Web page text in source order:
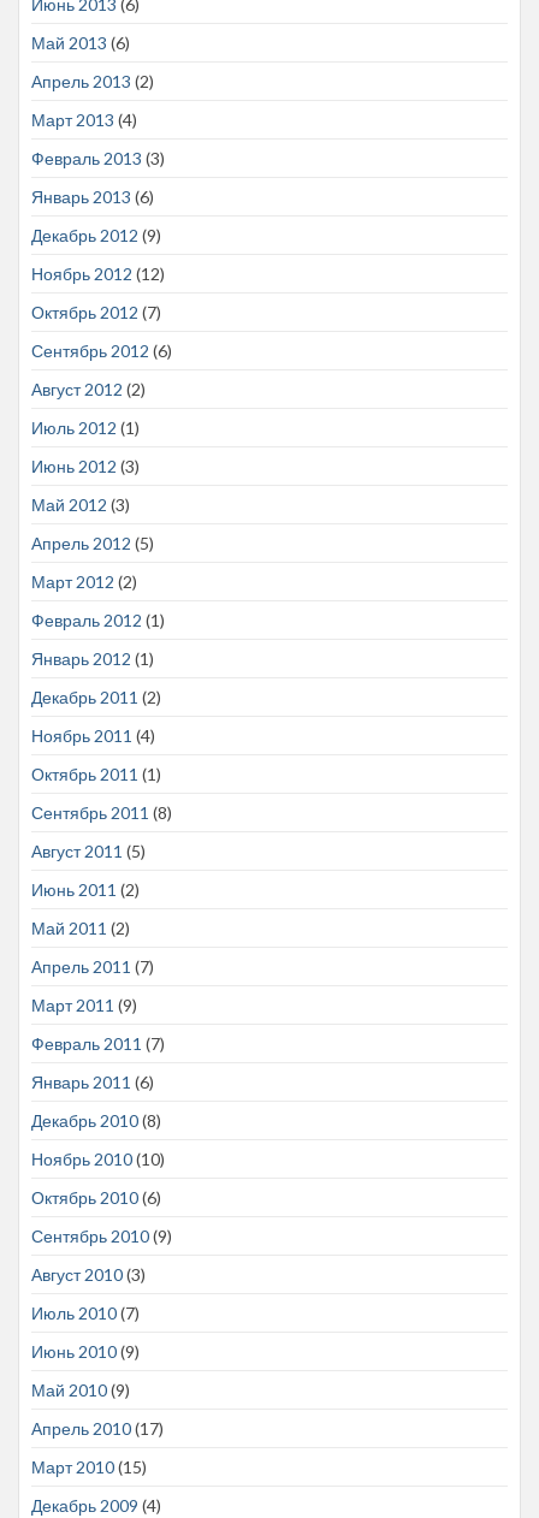
Июнь 2013 (6)
Май 2013 (6)
Апрель 2013 (2)
Март 2013 (4)
Февраль 2013 (3)
Январь 2013 (6)
Декабрь 2012 (9)
Ноябрь 2012 (12)
Октябрь 2012 (7)
Сентябрь 2012 (6)
Август 2012 (2)
Июль 2012 (1)
Июнь 2012 (3)
Май 2012 (3)
Апрель 2012 (5)
Март 2012 (2)
Февраль 2012 (1)
Январь 2012 (1)
Декабрь 2011 (2)
Ноябрь 2011 (4)
Октябрь 2011 (1)
Сентябрь 2011 (8)
Август 2011 (5)
Июнь 2011 (2)
Май 2011 (2)
Апрель 2011 (7)
Март 2011 (9)
Февраль 2011 (7)
Январь 2011 (6)
Декабрь 2010(8)
Ноябрь 2010(10)
Октябрь 2010(6)
Сентябрь 2010(9)
Август 2010(3)
Июль 2010(7)
Июнь 2010(9)
Май 2010(9)
Апрель 2010(17)
Март 2010(15)
Декабрь 2009 (4)